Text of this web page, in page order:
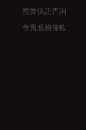
禮券信託查詢
會員服務條款